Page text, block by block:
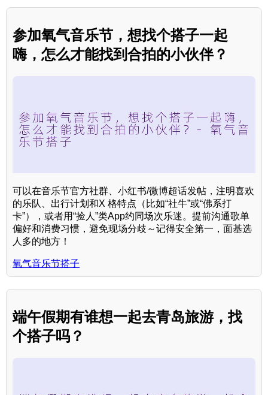
参加氧气音乐节，想找个搭子一起
嗨，怎么才能找到合拍的小伙伴？
可以在音乐节官方社群、小红书/微博超话发帖，注明喜欢
的乐队、出行计划和X 格特点（比如“社牛”或“佛系打
卡”），或者用“捡人”类App约同场次乐迷。提前沟通歌单
偏好和消费习惯，避免现场分歧～记得安全第一，面基选
人多的地方！
氧气音乐节搭子
端午假期有谁想一起去青岛旅游，找
个搭子吗？